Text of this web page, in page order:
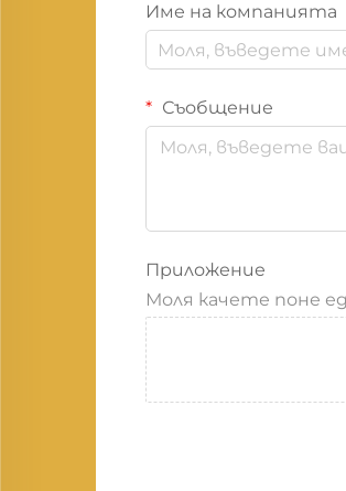
Име на компанията
Съобщение
Приложение
Моля качете поне